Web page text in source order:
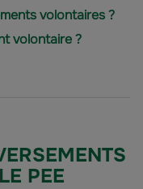
volontaires ?
volontaire ?
PEE